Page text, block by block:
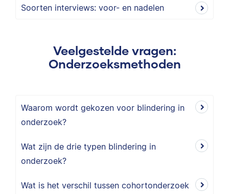
Soorten interviews: voor- en nadelen
Veelgestelde vragen:
Onderzoeksmethoden
Waarom wordt gekozen voor blindering in
onderzoek?
Wat zijn de drie typen blindering in
onderzoek?
Wat is het verschil tussen cohortonderzoek